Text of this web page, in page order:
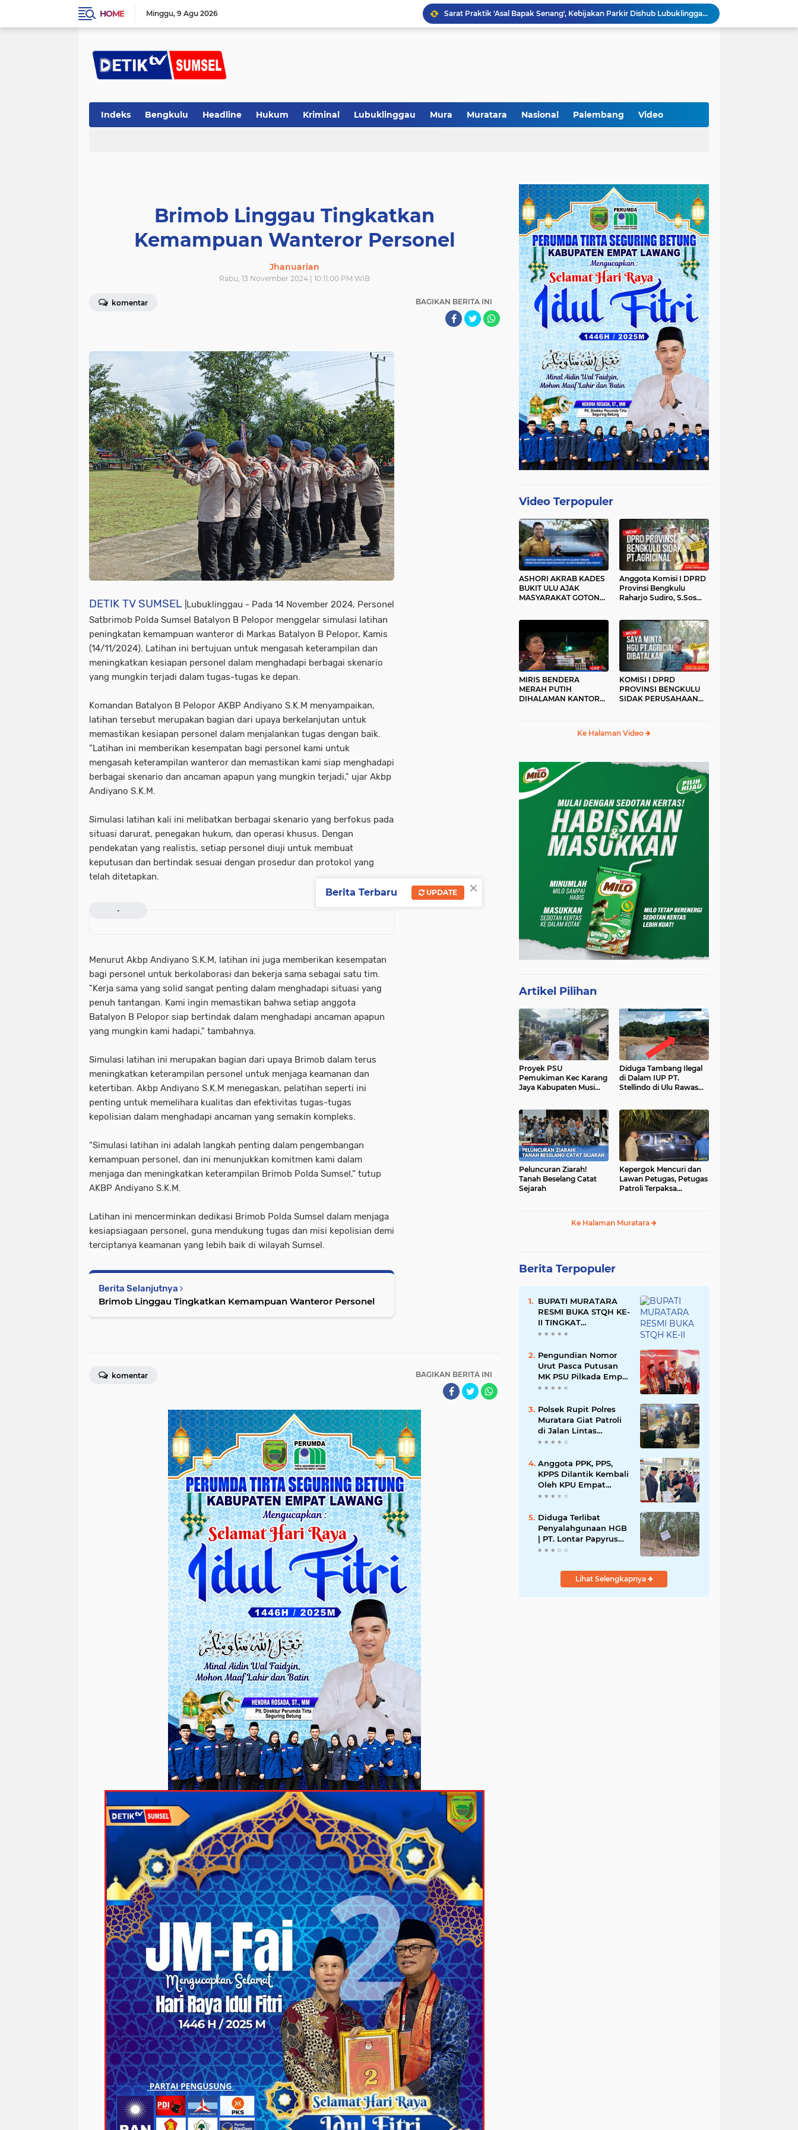
HOME Minggu 9 Agu 2026
Lantik Pejabat Baru, JM Bupati Empat Lawang: Jabatan Adalah Amanah, Segera Berinovasi Demi Empat Lawang MADANI!
KAMMI Muratara Dukung MUI dalam Upaya Penegakan Hukum terhadap Aktivitas LGBT
Tingkatkan Kualitas Insan Pers, PWI Musi Rawas Gelar Pelatihan Jurnalistik Berbasis Kompetensi dan Storytelling.
Indeks Bengkulu Headline Hukum Kriminal Lubuklinggau Mura Muratara Nasional Palembang Video
Brimob Linggau Tingkatkan
Kemampuan Wanteror Personel
Jhanuarian
Rabu, 13 November 2024 | 10:11:00 PM WIB
komentar BAGIKAN BERITA INI
DETIK TV SUMSEL |Lubuklinggau - Pada 14 November 2024, Personel
Satbrimob Polda Sumsel Batalyon B Pelopor menggelar simulasi latihan
peningkatan kemampuan wanteror di Markas Batalyon B Pelopor, Kamis
(14/11/2024). Latihan ini bertujuan untuk mengasah keterampilan dan
meningkatkan kesiapan personel dalam menghadapi berbagai skenario
yang mungkin terjadi dalam tugas-tugas ke depan.
Komandan Batalyon B Pelopor AKBP Andiyano S.K.M menyampaikan,
latihan tersebut merupakan bagian dari upaya berkelanjutan untuk
memastikan kesiapan personel dalam menjalankan tugas dengan baik.
"Latihan ini memberikan kesempatan bagi personel kami untuk
mengasah keterampilan wanteror dan memastikan kami siap menghadapi
berbagai skenario dan ancaman apapun yang mungkin terjadi," ujar Akbp
Andiyano S.K.M.
Simulasi latihan kali ini melibatkan berbagai skenario yang berfokus pada
situasi darurat, penegakan hukum, dan operasi khusus. Dengan
pendekatan yang realistis, setiap personel diuji untuk membuat
keputusan dan bertindak sesuai dengan prosedur dan protokol yang
telah ditetapkan.
-
Menurut Akbp Andiyano S.K.M, latihan ini juga memberikan kesempatan
bagi personel untuk berkolaborasi dan bekerja sama sebagai satu tim.
"Kerja sama yang solid sangat penting dalam menghadapi situasi yang
penuh tantangan. Kami ingin memastikan bahwa setiap anggota
Batalyon B Pelopor siap bertindak dalam menghadapi ancaman apapun
yang mungkin kami hadapi," tambahnya.
Simulasi latihan ini merupakan bagian dari upaya Brimob dalam terus
meningkatkan keterampilan personel untuk menjaga keamanan dan
ketertiban. Akbp Andiyano S.K.M menegaskan, pelatihan seperti ini
penting untuk memelihara kualitas dan efektivitas tugas-tugas
kepolisian dalam menghadapi ancaman yang semakin kompleks.
“Simulasi latihan ini adalah langkah penting dalam pengembangan
kemampuan personel, dan ini menunjukkan komitmen kami dalam
menjaga dan meningkatkan keterampilan Brimob Polda Sumsel,” tutup
AKBP Andiyano S.K.M.
Latihan ini mencerminkan dedikasi Brimob Polda Sumsel dalam menjaga
kesiapsiagaan personel, guna mendukung tugas dan misi kepolisian demi
terciptanya keamanan yang lebih baik di wilayah Sumsel.
Berita Selanjutnya
Brimob Linggau Tingkatkan Kemampuan Wanteror Personel
BAGIKAN BERITA INI
komentar
Video Terpopuler
ASHORI AKRAB KADES
BUKIT ULU AJAK
MASYARAKAT GOTONG
Anggota Komisi I DPRD
Provinsi Bengkulu
Raharjo Sudiro, S.Sos
MIRIS BENDERA
MERAH PUTIH
DIHALAMAN KANTOR
KOMISI I DPRD
PROVINSI BENGKULU
SIDAK PERUSAHAAN
Ke Halaman Video
Artikel Pilihan
Proyek PSU
Pemukiman Kec Karang
Jaya Kabupaten Musi
Diduga Tambang Ilegal
di Dalam IUP PT.
Stellindo di Ulu Rawas
Peluncuran Ziarah!
Tanah Beselang Catat
Sejarah
Kepergok Mencuri dan
Lawan Petugas, Petugas
Patroli Terpaksa
Ke Halaman Muratara
Berita Terpopuler
BUPATI MURATARA
RESMI BUKA STQH KE-
II TINGKAT
KABUPATEN
Pengundian Nomor
Urut Pasca Putusan
MK PSU Pilkada Empat
Lawang
Polsek Rupit Polres
Muratara Giat Patroli
di Jalan Lintas
Sumatera
Anggota PPK, PPS,
KPPS Dilantik Kembali
Oleh KPU Empat
Lawang Pasca
Diduga Terlibat
Penyalahgunaan HGB
| PT. Lontar Papyrus
Bemilih Bungkam
Lihat Selengkapnya
×
Berita Terbaru UPDATE